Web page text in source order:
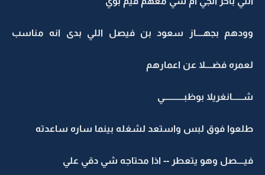
وودهم بجهــــاز سعود بن فيصل اللي بدى انه مناسب
لعمره فضــــلا عن اعمارهم
شــــــانغريلا بوظبـــــــــــي
طلعوا فوق لبس واستعد لشغله بينما ساره ساعدته
فيــــصل وهو يتعطر -- اذا محتاجه شي دقي علي